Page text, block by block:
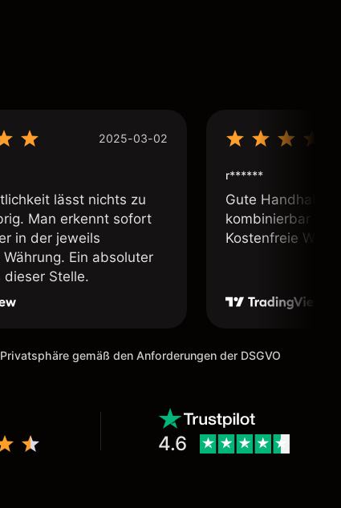
2025-03-02
lässt nichts zu
Man erkennt sofort
in der jeweils
Ein absoluter
dieser Stelle.
r******
Gute
kombinierbar
Kostenfreie
gemäß den Anforderungen der DSGVO
4.6